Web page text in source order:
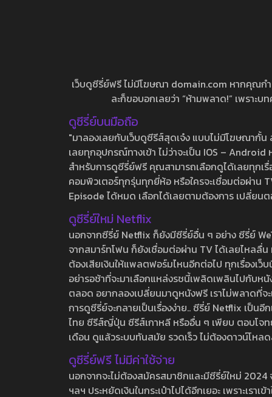
เว็บดูซีรี่ย์ฟรี ไม่มีโฆษณา domain.com หากคุณก
ละก็ขอบอกเลยว่า “ห้ามพลาด!” เพราะ
ดูซีรี่ย์บนมือถือ
"มาลองเลยกับเว็บดูซีรีส์สุดเจ๋ง แบบไม่มีโฆษณากั้
เลยทุกอุปกรณ์ทางเข้า ไม่ว่าจะเป็น IOS –
สำหรับการดูซีรี่ย์ฟรี คุณสามารถเลือกดูได้เลยทุกเ
คอมพิวเตอร์ทุกรุ่นทุกยี่ห้อ หรือใครจะเชื่อมต่อผ่าน
Episode ได้หมด เลือกได้เลยตามต้องการ เปลี่ยน
ดูซีรี่ย์ใหม่ Netflix
นอกจากซีรี่ย์ Netflix ก็ยังมีซีรี่ย์อื่น ๆ อย่าง ซีรี่ย์
จากสมาร์ทโฟน ก็ยังเชื่อมต่อผ่าน TV ได้เลยไหลลื่
ต้องเสียเงินให้แพลตฟอร์มไหนอีกต่อไป ทุกเรื่องเว็
อย่ารอช้าที่จะมาเลือกแหล่งรชนี้เพลิดเพลินไปกับห
ตลอด อยากลองเปลี่ยนมาดูหนังฟรี เราไม่พลาดที่
การดูซีรี่ย์จะกลายเป็นเรื่องง่าย.. ซีรี่ย์ Netflix เป็น
ไทย ซีรีส์ญี่ปุ่น ซีรีส์เกาหลี หรืออื่น ๆ เพียบ ตอบโจท
เดือน ดูแล้วระบบทันสมัย รวดเร็ว ไม่ต้องดาวน์โห
ดูซีรี่ย์ฟรี ไม่มีค่าใช้จ่าย
นอกจากจะไม่ต้องสมัครสมาชิกและมีซีรี่ย์ใหม่
ฯลฯ ประหยัดเงินในกระเป๋าไปได้อีกเยอะ เพราะเร